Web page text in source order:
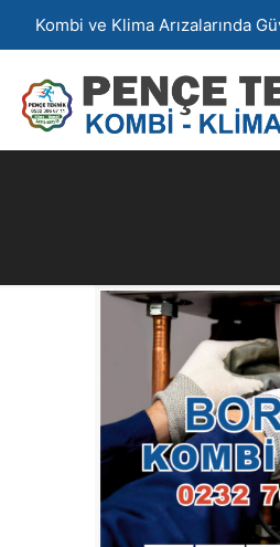
Kombi ve Klima Arızalarında